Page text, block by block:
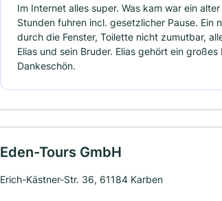
Im Internet alles super. Was kam war ein
Stunden fuhren incl. gesetzlicher Pause.
durch die Fenster, Toilette nicht zumutbar,
Elias und sein Bruder. Elias gehört ein
Dankeschön.
Eden-Tours GmbH
Erich-Kästner-Str. 36, 61184 Karben